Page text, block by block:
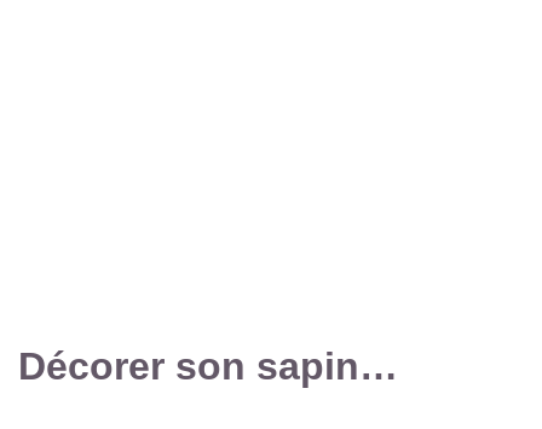
Décorer son sapin…